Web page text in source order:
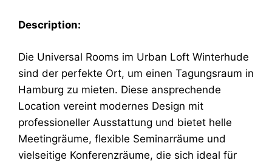
Description:
Die Universal Rooms im Urban Loft Winterhude
sind der perfekte Ort, um einen Tagungsraum in
Hamburg zu mieten. Diese ansprechende
Location vereint modernes Design mit
professioneller Ausstattung und bietet helle
Meetingräume, flexible Seminarräume und
vielseitige Konferenzräume, die sich ideal für